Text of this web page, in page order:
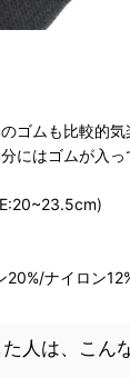
ゴムも比較的気
にはゴムが入っ
20%/ナイロン
人は、こん